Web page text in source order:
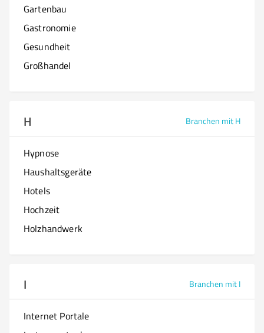
Gartenbau
Gastronomie
Gesundheit
Großhandel
H Branchen mit H
Hypnose
Haushaltsgeräte
Hotels
Hochzeit
Holzhandwerk
I Branchen mit I
Internet Portale